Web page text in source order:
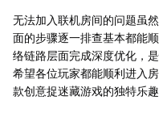
无法加入联机房间的问题虽
面的步骤逐一排查基本都能
络链路层面完成深度优化，
希望各位玩家都能顺利进入
款创意捉迷藏游戏的独特乐